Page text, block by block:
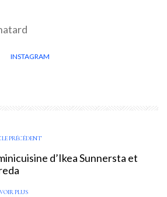
INSTAGRAM
PRÉCÉDENT
d’Ikea Sunnersta et
PLUS